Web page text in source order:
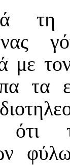
τη
με
τα